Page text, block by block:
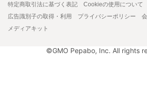
特定商取引法に基づく表記
Cookieの使用について
広告識別子の取得・利用
プライバシーポリシー
メディアキット
©GMO Pepabo, Inc. All rights